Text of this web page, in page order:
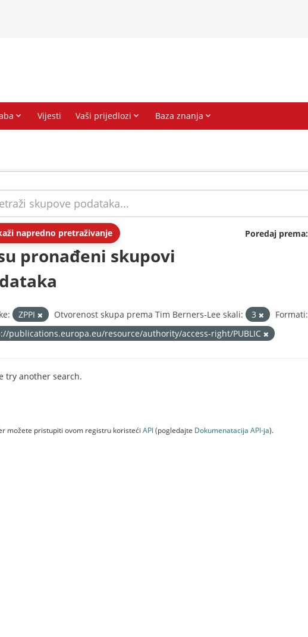
napredno pretraživanje Poredaj prema
pronađeni skupovi
ZPPI Otvorenost skupa prema Tim Berners-Lee skali: 3 Formati:
publications.europa.eu/resource/authority/access-right/PUBLIC
try another search.
možete pristupiti ovom registru koristeći API(pogledajte Dokumenаtаcijа API-jа).